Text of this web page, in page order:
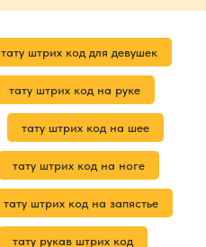
тату штрих код для девушек
тату штрих код на руке
тату штрих код на шее
тату штрих код на ноге
тату штрих код на запястье
тату рукав штрих код